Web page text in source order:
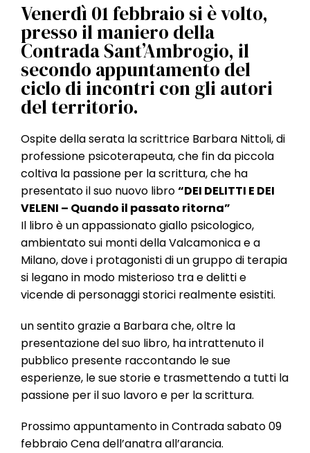
Venerdì 01 febbraio si è volto,
presso il maniero della
Contrada Sant’Ambrogio, il
secondo appuntamento del
ciclo di incontri con gli autori
del territorio.
Ospite della serata la scrittrice Barbara Nittoli, di
professione psicoterapeuta, che fin da piccola
coltiva la passione per la scrittura, che ha
presentato il suo nuovo libro“DEI DELITTI E DEI
VELENI – Quando il passato ritorna”
Il libro è un appassionato giallo psicologico,
ambientato sui monti della Valcamonica e a
Milano, dove i protagonisti di un gruppo di terapia
si legano in modo misterioso tra e delitti e
vicende di personaggi storici realmente esistiti.
un sentito grazie a Barbara che, oltre la
presentazione del suo libro, ha intrattenuto il
pubblico presente raccontando le sue
esperienze, le sue storie e trasmettendo a tutti la
passione per il suo lavoro e per la scrittura.
Prossimo appuntamento in Contrada sabato 09
febbraio Cena dell’anatra all’arancia.